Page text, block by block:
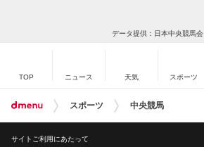
データ提供：日本中央競馬会
TOP ニュース 天気 スポーツ
スポーツ 中央競馬
サイトご利用にあたって